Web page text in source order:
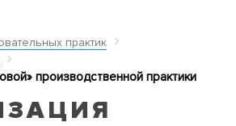
практик
производственной практики